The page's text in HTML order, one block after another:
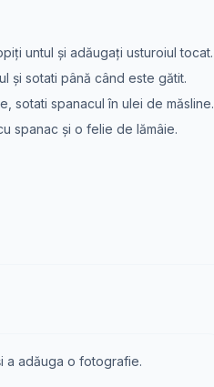
untul și adăugați usturoiul tocat.
și sotati până când este gătit.
sotati spanacul în ulei de măsline.
spanac și o felie de lămâie.
a adăuga o fotografie.